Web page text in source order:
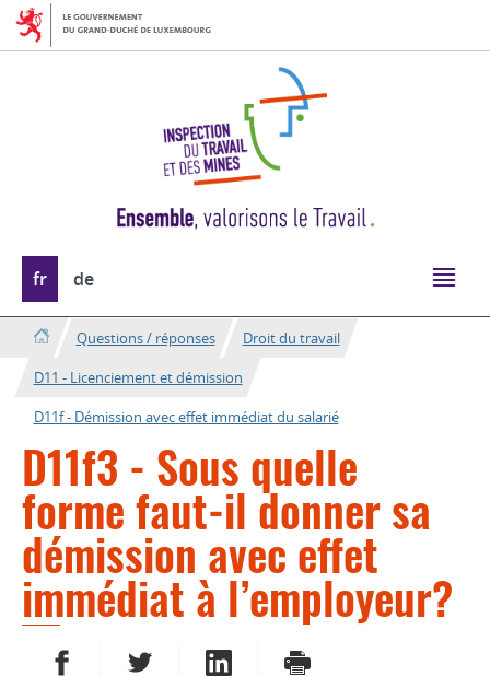
Aller
Aller
au
Changer
de
langue
fr de
Questions / réponses
Droit du travail
D11 - Licenciement et démission
D11f - Démission avec effet immédiat du salarié
D11f3 - Sous quelle
forme faut-il donner sa
démission avec effet
immédiat à l’employeur?
PARTAGER SUR FACEBOOK
PARTAGER SUR TWITTER
PARTAGER SUR LINKEDIN
IMPRIMER